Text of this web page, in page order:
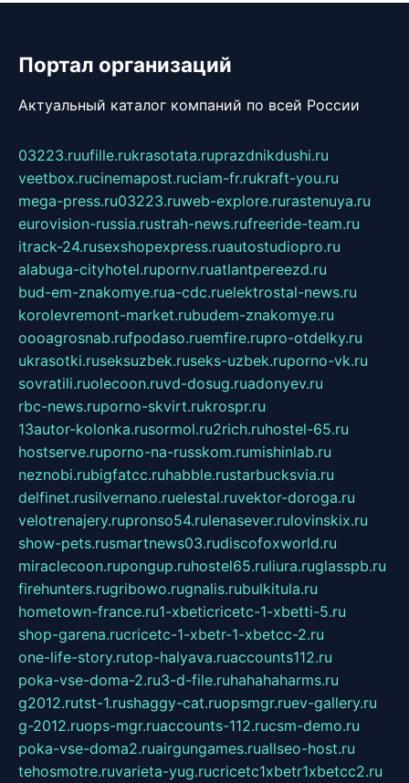
Портал организаций
Актуальный каталог компаний по всей России
03223.ruufille.rukrasotata.ruprazdnikdushi.ru
veetbox.rucinemapost.ruciam-fr.rukraft-you.ru
mega-press.ru03223.ruweb-explore.rurastenuya.ru
eurovision-russia.rustrah-news.rufreeride-team.ru
itrack-24.rusexshopexpress.ruautostudiopro.ru
alabuga-cityhotel.rupornv.ruatlantpereezd.ru
bud-em-znakomye.rua-cdc.ruelektrostal-news.ru
korolevremont-market.rubudem-znakomye.ru
oooagrosnab.rufpodaso.ruemfire.rupro-otdelky.ru
ukrasotki.ruseksuzbek.ruseks-uzbek.ruporno-vk.ru
sovratili.ruolecoon.ruvd-dosug.ruadonyev.ru
rbc-news.ruporno-skvirt.rukrospr.ru
13autor-kolonka.rusormol.ru2rich.ruhostel-65.ru
hostserve.ruporno-na-russkom.rumishinlab.ru
neznobi.rubigfatcc.ruhabble.rustarbucksvia.ru
delfinet.rusilvernano.ruelestal.ruvektor-doroga.ru
velotrenajery.rupronso54.rulenasever.rulovinskix.ru
show-pets.rusmartnews03.rudiscofoxworld.ru
miraclecoon.rupongup.ruhostel65.ruliura.ruglasspb.ru
firehunters.rugribowo.rugnalis.rubulkitula.ru
hometown-france.ru1-xbeticricetc-1-xbetti-5.ru
shop-garena.rucricetc-1-xbetr-1-xbetcc-2.ru
one-life-story.rutop-halyava.ruaccounts112.ru
poka-vse-doma-2.ru3-d-file.ruhahahaharms.ru
g2012.rutst-1.rushaggy-cat.ruopsmgr.ruev-gallery.ru
g-2012.ruops-mgr.ruaccounts-112.rucsm-demo.ru
poka-vse-doma2.ruairgungames.ruallseo-host.ru
tehosmotre.ruvarieta-yug.rucricetc1xbetr1xbetcc2.ru